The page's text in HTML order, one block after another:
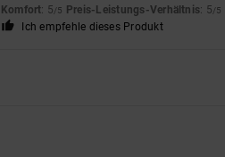
Komfort: 5/5 Preis-Leistungs-Verhältnis: 5/5
Ich empfehle dieses Produkt